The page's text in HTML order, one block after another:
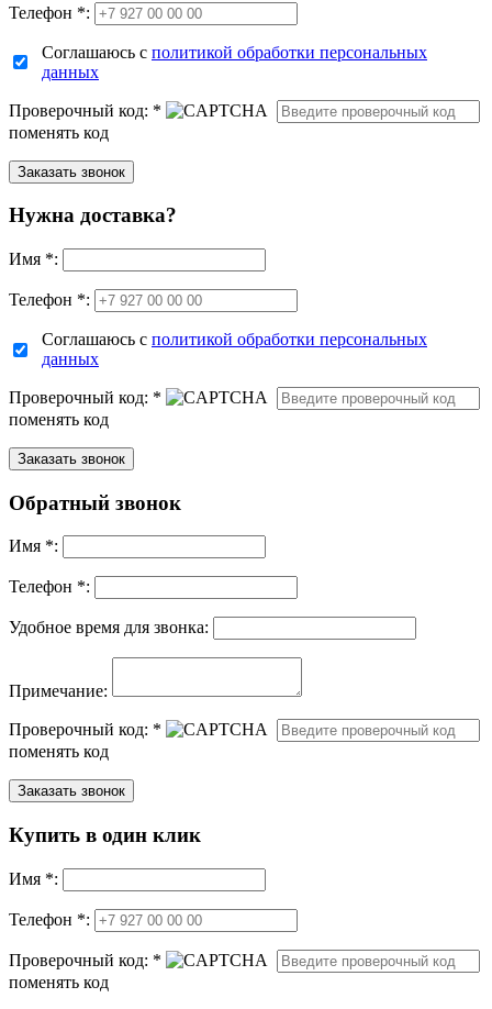
Телефон *:
Соглашаюсь с политикой обработки персональных
данных
Проверочный код: *
поменять код
Нужна доставка?
Имя *:
Телефон *:
Соглашаюсь с политикой обработки персональных
данных
Проверочный код: *
поменять код
Обратный звонок
Имя *:
Телефон *:
Удобное время для звонка:
Примечание:
Проверочный код: *
поменять код
Купить в один клик
Имя *:
Телефон *:
Проверочный код: *
поменять код